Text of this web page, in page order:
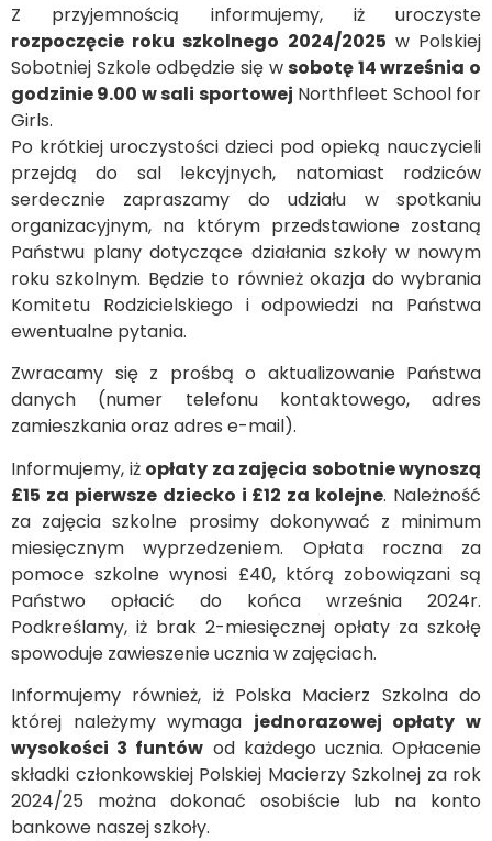
Z przyjemnością informujemy, iż uroczyste
rozpoczęcie roku szkolnego 2024/2025 w Polskiej
Sobotniej Szkole odbędzie się wsobotę 14 września o
godzinie 9.00 w sali sportowej Northfleet School for
Girls.
Po krótkiej uroczystości dzieci pod opieką nauczycieli
przejdą do sal lekcyjnych, natomiast rodziców
serdecznie zapraszamy do udziału w spotkaniu
organizacyjnym, na którym przedstawione zostaną
Państwu plany dotyczące działania szkoły w nowym
roku szkolnym. Będzie to również okazja do wybrania
Komitetu Rodzicielskiego i odpowiedzi na Państwa
ewentualne pytania.
Zwracamy się z prośbą o aktualizowanie Państwa
danych (numer telefonu kontaktowego, adres
zamieszkania oraz adres e-mail).
Informujemy, iż opłaty za zajęcia sobotnie wynoszą
£15 za pierwsze dziecko i £12 za kolejne. Należność
za zajęcia szkolne prosimy dokonywać z minimum
miesięcznym wyprzedzeniem. Opłata roczna za
pomoce szkolne wynosi £40, którą zobowiązani są
Państwo opłacić do końca września 2024r.
Podkreślamy, iż brak 2-miesięcznej opłaty za szkołę
spowoduje zawieszenie ucznia w zajęciach.
Informujemy również, iż Polska Macierz Szkolna do
której należymy wymaga jednorazowej opłaty w
wysokości 3 funtów od każdego ucznia. Opłacenie
składki członkowskiej Polskiej Macierzy Szkolnej za rok
2024/25 można dokonać osobiście lub na konto
bankowe naszej szkoły.